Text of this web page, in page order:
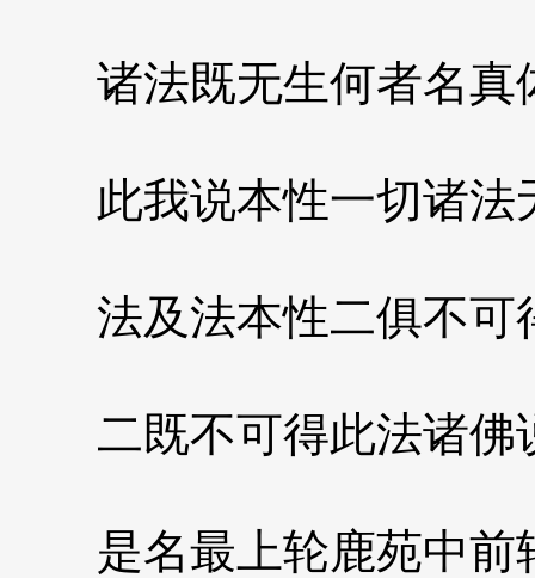
诸法既无生何者名真
此我说本性一切诸法
法及法本性二俱不可
二既不可得此法诸佛
是名最上轮鹿苑中前